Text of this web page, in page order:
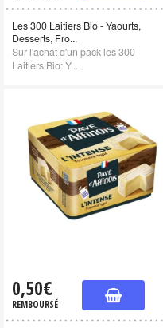
Les 300 Laitiers Bio - Yaourts,
Desserts, Fro...
Sur l'achat d'un pack les 300
Laitiers Bio: Y...
0,50€
REMBOURSÉ